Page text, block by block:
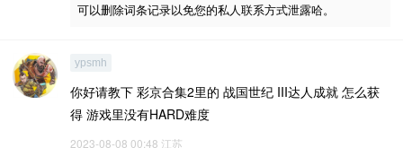
可以删除词条记录以免您的私人联系方式泄露哈。
ypsmh
你好请教下 彩京合集2里的 战国世纪 III达人成就 怎么获
得 游戏里没有HARD难度
2023-08-08 00:48 江苏